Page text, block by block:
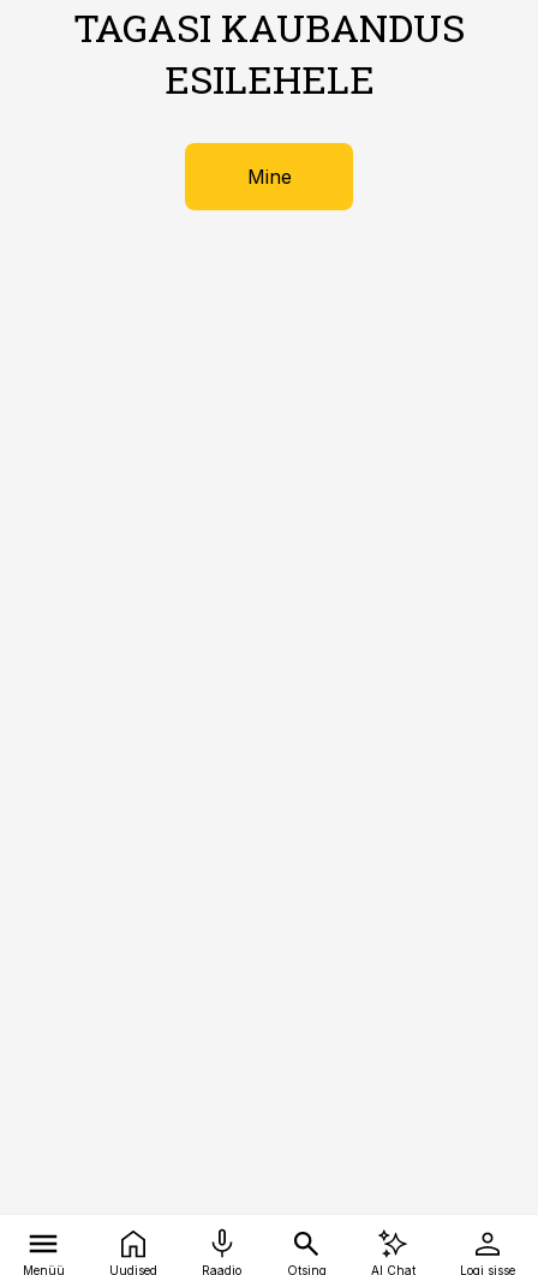
TAGASI KAUBANDUS
ESILEHELE
Mine
Menüü Uudised Raadio Otsing AI Chat Logi sisse